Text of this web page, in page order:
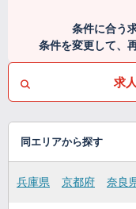
条件に合う
条件を変更して、
求
同エリアから探す
兵庫県 京都府 奈良